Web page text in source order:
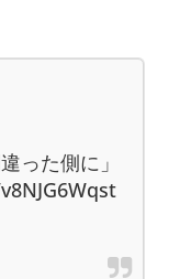
った側に」